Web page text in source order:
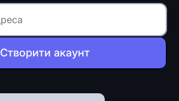
Створити акаунт